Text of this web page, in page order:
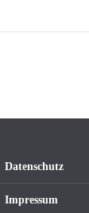
Datenschutz
Impressum